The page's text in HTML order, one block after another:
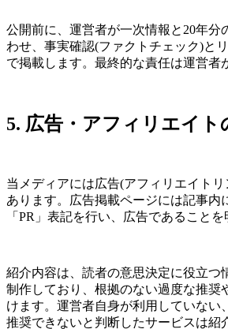
公開前に、運営者が一次情報と20年分
わせ、事実確認(ファクトチェック)と
で掲載します。最終的な責任は運営者
5. 広告・アフィリエイト
当メディアには広告(アフィリエイト
あります。広告掲載ページには記事内
「PR」表記を行い、広告であることを
紹介内容は、読者の意思決定に役立つ
制作しており、根拠のない過度な推奨
けます。運営者自身が利用していない
推奨できないと判断したサービスは紹